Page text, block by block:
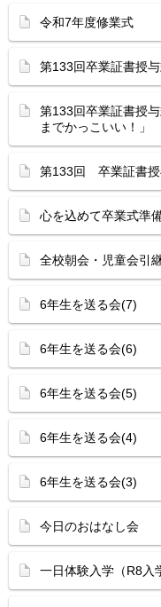
令和7年度修業式
第133回卒業証書授与
第133回卒業証書授
までかっこいい！」
第133回 卒業証書授
心を込めて卒業式準
全校朝会・児童会引
6年生を送る会(7)
6年生を送る会(6)
6年生を送る会(5)
6年生を送る会(4)
6年生を送る会(3)
今日のおはなし会
一日体験入学（R8入